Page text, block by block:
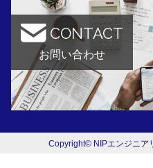
CONTACT
お問い合わせ
Copyright© NIPエンジニア